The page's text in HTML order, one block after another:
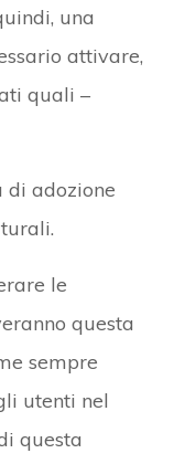
una
attivare,
quali –
di adozione
le
questa
sempre
utenti nel
questa